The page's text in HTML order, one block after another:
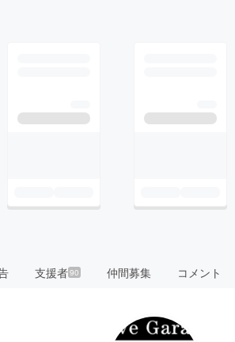
支援者90 仲間募集 コメント